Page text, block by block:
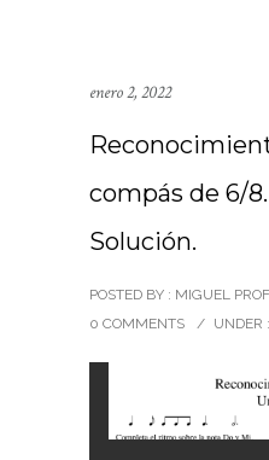
enero 2, 2022
compás de 6/
Solución.
POSTED BY : MIGUEL
0 COMMENTS
/ UNDER :